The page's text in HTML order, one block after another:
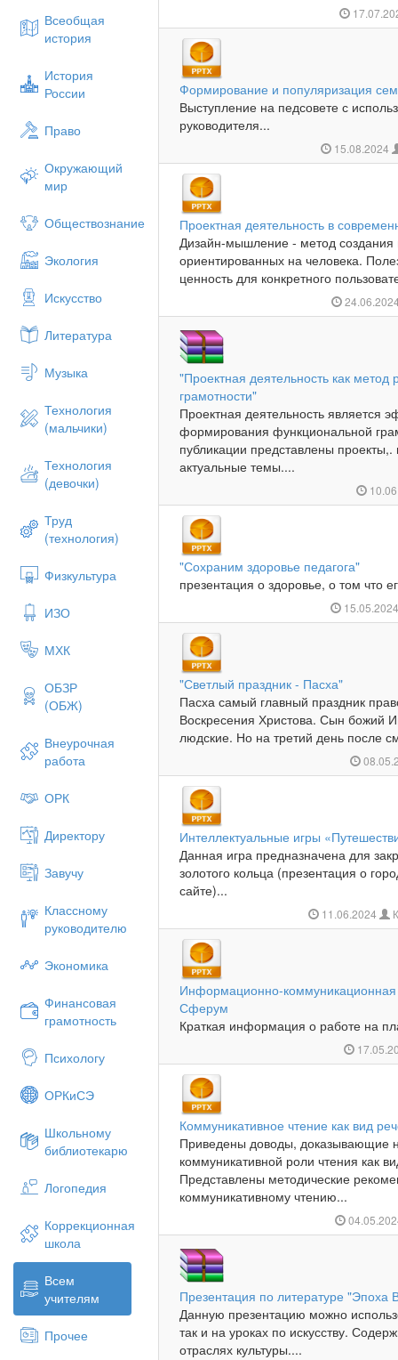
Всеобщая
история
История
России
Право
Окружающий
мир
Обществознание
Экология
Искусство
Литература
Музыка
Технология
(мальчики)
Технология
(девочки)
Труд
(технология)
Физкультура
ИЗО
МХК
ОБЗР
(ОБЖ)
Внеурочная
работа
ОРК
Директору
Завучу
Классному
руководителю
Экономика
Финансовая
грамотность
Психологу
ОРКиСЭ
Школьному
библиотекарю
Логопедия
Коррекционная
школа
Всем
учителям
Прочее
Формирование и популяризация
Выступление на педсовете с
руководителя...
15.08.2024
Проектная деятельность в
Дизайн-мышление - метод создания
ориентированных на человека.
ценность для конкретного
"Проектная деятельность как
грамотности"
Проектная деятельность является
формирования функциональной
публикации представлены
актуальные темы....
"Сохраним здоровье педагога"
презентация о здоровье, о том что
"Светлый праздник - Пасха"
Пасха самый главный праздник
Воскресения Христова. Сын божий
людские. Но на третий день после
Интеллектуальные игры
Данная игра предназначена для
золотого кольца (презентация о
сайте)...
11.06.2024
Информационно-
Сферум
Краткая информация о работе на
Коммуникативное чтение как вид
Приведены доводы, доказывающие
коммуникативной роли чтения как
Представлены методические
коммуникативному чтению...
Презентация по литературе "Эпоха
Данную презентацию можно
так и на уроках по искусству.
отраслях культуры....